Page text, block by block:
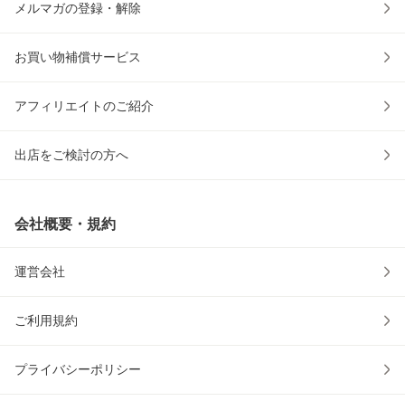
メルマガの登録・解除
お買い物補償サービス
アフィリエイトのご紹介
出店をご検討の方へ
会社概要・規約
運営会社
ご利用規約
プライバシーポリシー